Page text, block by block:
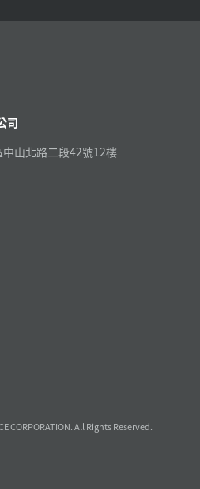
司
山北路二段42號12樓
CORPORATION. All Rights Reserved.